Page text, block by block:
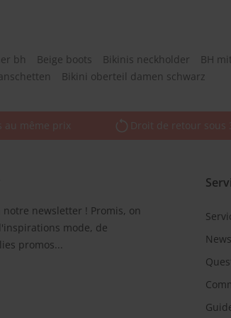
bh Beige boots Bikinis neckholder BH
Bikini oberteil damen schwarz
au même prix Droit de retour sous
notre newsletter ! Promis, on
mode, de
promos...